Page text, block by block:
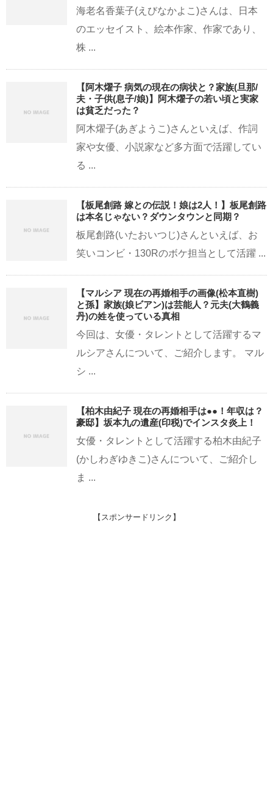
海老名香葉子(えびなかよこ)さんは、日本
のエッセイスト、絵本作家、作家であり、
株 ...
【阿木燿子 病気の現在の病状と？家族(旦那/
夫・子供(息子/娘)】阿木燿子の若い頃と実家
は貧乏だった？
阿木燿子(あぎようこ)さんといえば、作詞
家や女優、小説家など多方面で活躍してい
る ...
【板尾創路 嫁との伝説！娘は2人！】板尾創路
は本名じゃない？ダウンタウンと同期？
板尾創路(いたおいつじ)さんといえば、お
笑いコンビ・130Rのボケ担当として活躍 ...
【マルシア 現在の再婚相手の画像(松本直樹)
と孫】家族(娘ビアン)は芸能人？元夫(大鶴義
丹)の姓を使っている真相
今回は、女優・タレントとして活躍するマ
ルシアさんについて、ご紹介します。 マル
シ ...
【柏木由紀子 現在の再婚相手は●●！年収は？
豪邸】坂本九の遺産(印税)でインスタ炎上！
女優・タレントとして活躍する柏木由紀子
(かしわぎゆきこ)さんについて、ご紹介し
ま ...
【スポンサードリンク】